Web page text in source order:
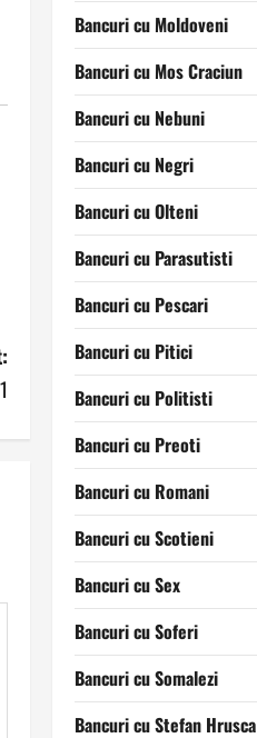
Bancuri cu Moldoveni
Bancuri cu Mos Craciun
Bancuri cu Nebuni
Bancuri cu Negri
Bancuri cu Olteni
Bancuri cu Parasutisti
Bancuri cu Pescari
Bancuri cu Pitici
Bancuri cu Politisti
Bancuri cu Preoti
Bancuri cu Romani
Bancuri cu Scotieni
Bancuri cu Sex
Bancuri cu Soferi
Bancuri cu Somalezi
Bancuri cu Stefan Hrusca